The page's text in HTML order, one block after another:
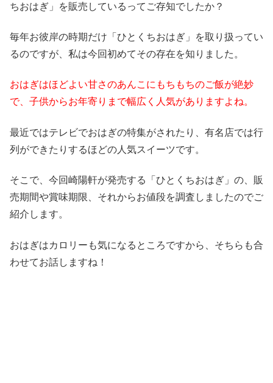
ちおはぎ」を販売しているってご存知でしたか？
毎年お彼岸の時期だけ「ひとくちおはぎ」を取り扱ってい
るのですが、私は今回初めてその存在を知りました。
おはぎはほどよい甘さのあんこにもちもちのご飯が絶妙
で、子供からお年寄りまで幅広く人気がありますよね。
最近ではテレビでおはぎの特集がされたり、有名店では行
列ができたりするほどの人気スイーツです。
そこで、今回崎陽軒が発売する「ひとくちおはぎ」の、販
売期間や賞味期限、それからお値段を調査しましたのでご
紹介します。
おはぎはカロリーも気になるところですから、そちらも合
わせてお話しますね！